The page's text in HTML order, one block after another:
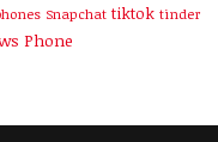
Snapchat tiktok tinder
Phone